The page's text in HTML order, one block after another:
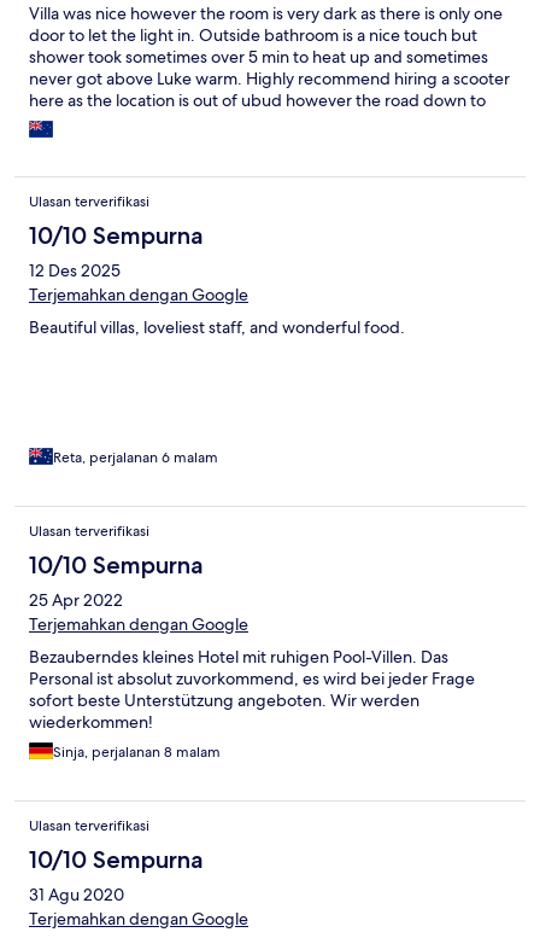
Villa was nice however the room is very dark as there is only one
door to let the light in. Outside bathroom is a nice touch but
shower took sometimes over 5 min to heat up and sometimes
never got above Luke warm. Highly recommend hiring a scooter
here as the location is out of ubud however the road down to
the villa is very average. Did the rice paddy walk they provide as
a free activity which was quite good. The free breakfast was ok.
and should have been advised of this during checkin
Ulasan terverifikasi
10/10 Sempurna
12 Des 2025
Terjemahkan dengan Google
Beautiful villas, loveliest staff, and wonderful food.
Reta, perjalanan 6 malam
Ulasan terverifikasi
10/10 Sempurna
25 Apr 2022
Terjemahkan dengan Google
Bezauberndes kleines Hotel mit ruhigen Pool-Villen. Das
Personal ist absolut zuvorkommend, es wird bei jeder Frage
sofort beste Unterstützung angeboten. Wir werden
wiederkommen!
Sinja, perjalanan 8 malam
Ulasan terverifikasi
10/10 Sempurna
31 Agu 2020
Terjemahkan dengan Google